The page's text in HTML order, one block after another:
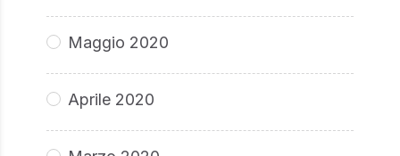
Maggio 2020
Aprile 2020